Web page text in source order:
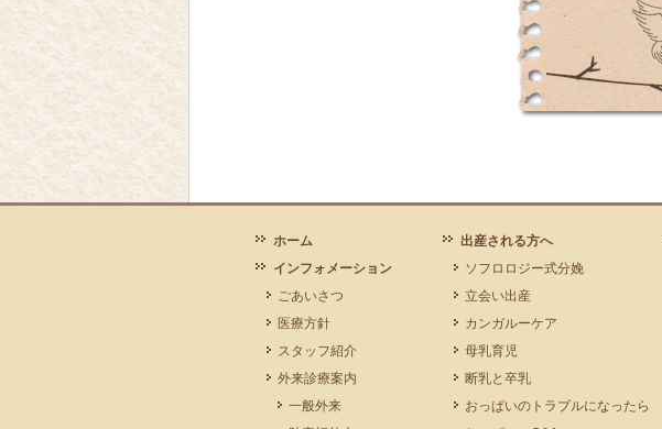
ホーム
インフォメーション
ごあいさつ
医療方針
スタッフ紹介
外来診療案内
一般外来
出産される方へ
ソフロロジー式分娩
立会い出産
カンガルーケア
母乳育児
断乳と卒乳
おっぱいのトラブルになったら